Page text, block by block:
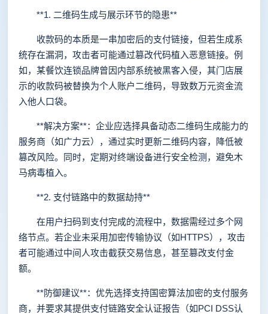
**1. 二维码生成与展示环节的隐患**
收款码的本质是一串加密后的支付链接，但若生成系
统存在漏洞，攻击者可能通过篡改代码植入恶意链接。例
如，某餐饮连锁品牌曾因内部系统被黑客入侵，其门店展
示的收款码被替换为个人账户二维码，导致数万元资金流
入他人口袋。
**解决方案**：企业应选择具备动态二维码生成能力的
服务商（如广力云），通过实时更新二维码内容，降低被
篡改风险。同时，定期对终端设备进行安全检测，避免木
马病毒植入。
**2. 支付链路中的数据劫持**
在用户扫码到支付完成的流程中，数据需经过多个网
络节点。若企业未采用加密传输协议（如HTTPS），攻击
者可能通过中间人攻击截获交易信息，甚至篡改支付金
额。
**防御建议**：优先选择支持国密算法加密的支付服务
商，并要求其提供支付链路安全认证报告（如PCI DSS认